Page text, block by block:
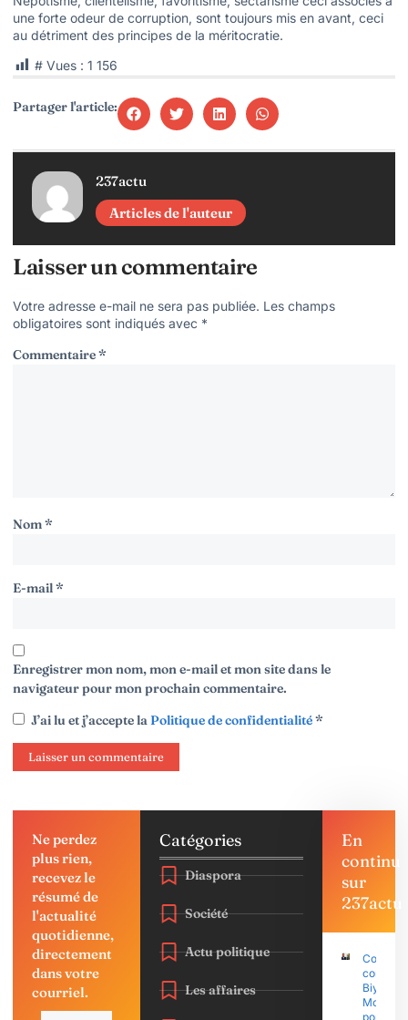
une forte odeur de corruption, sont toujours mis en avant, ceci
au détriment des principes de la méritocratie.
# Vues : 1 156
Partager l'article:
237actu
Articles de l'auteur
Laisser un commentaire
Votre adresse e-mail ne sera pas publiée. Les champs
obligatoires sont indiqués avec *
Commentaire*
Nom*
E-mail*
Enregistrer mon nom, mon e-mail et mon site dans le
navigateur pour mon prochain commentaire.
J’ai lu et j’accepte laPolitique de confidentialité*
Ne perdez
plus rien,
recevez le
résumé de
l'actualité
quotidienne,
directement
dans votre
courriel.
Catégories
Diaspora
Société
Actu politique
Les affaires
En
continu
sur
237actu
Coup
contre
Biya :
porte